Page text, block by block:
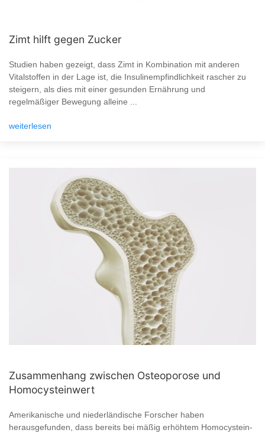
Zimt hilft gegen Zucker
Studien haben gezeigt, dass Zimt in Kombination mit anderen
Vitalstoffen in der Lage ist, die Insulinempfindlichkeit rascher zu
steigern, als dies mit einer gesunden Ernährung und
regelmäßiger Bewegung alleine ...
weiterlesen
Zusammenhang zwischen Osteoporose und
Homocysteinwert
Amerikanische und niederländische Forscher haben
herausgefunden, dass bereits bei mäßig erhöhtem Homocystein-